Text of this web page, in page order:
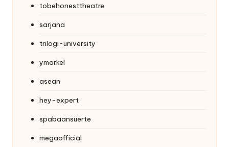
tobehonesttheatre
sarjana
trilogi-university
ymarkel
asean
hey-expert
spabaansuerte
megaofficial